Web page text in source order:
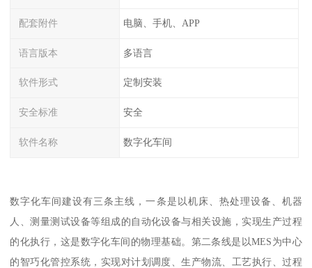
配套附件 电脑、手机、APP
语言版本 多语言
软件形式 定制安装
安全标准 安全
软件名称 数字化车间
数字化车间建设有三条主线，一条是以机床、热处理设备、机器
人、测量测试设备等组成的自动化设备与相关设施，实现生产过程
的化执行，这是数字化车间的物理基础。第二条线是以MES为中心
的智巧化管控系统，实现对计划调度、生产物流、工艺执行、过程